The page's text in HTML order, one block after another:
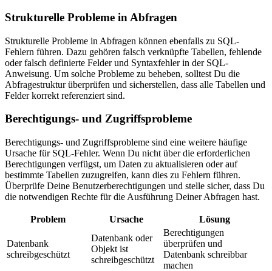
Strukturelle Probleme in Abfragen
Strukturelle Probleme in Abfragen können ebenfalls zu SQL-
Fehlern führen. Dazu gehören falsch verknüpfte Tabellen, fehlende
oder falsch definierte Felder und Syntaxfehler in der SQL-
Anweisung. Um solche Probleme zu beheben, solltest Du die
Abfragestruktur überprüfen und sicherstellen, dass alle Tabellen und
Felder korrekt referenziert sind.
Berechtigungs- und Zugriffsprobleme
Berechtigungs- und Zugriffsprobleme sind eine weitere häufige
Ursache für SQL-Fehler. Wenn Du nicht über die erforderlichen
Berechtigungen verfügst, um Daten zu aktualisieren oder auf
bestimmte Tabellen zuzugreifen, kann dies zu Fehlern führen.
Überprüfe Deine Benutzerberechtigungen und stelle sicher, dass Du
die notwendigen Rechte für die Ausführung Deiner Abfragen hast.
Problem Ursache Lösung
Datenbank
schreibgeschützt
Datenbank oder
Objekt ist
schreibgeschützt
Berechtigungen
überprüfen und
Datenbank schreibbar
machen